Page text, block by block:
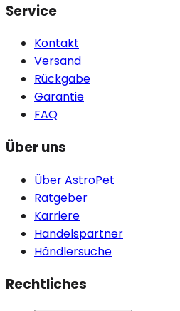
Service
Kontakt
Versand
Rückgabe
Garantie
FAQ
Über uns
Über AstroPet
Ratgeber
Karriere
Handelspartner
Händlersuche
Rechtliches